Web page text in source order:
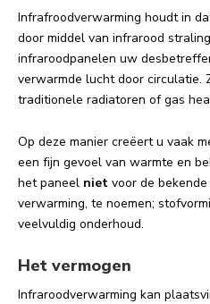
Infrafroodverwarming houdt in
door middel van infrarood
infraroodpanelen uw
verwarmde lucht door circulatie.
traditionele radiatoren of gas
Op deze manier creëert u vaak
een fijn gevoel van warmte en
het paneel niet voor de
verwarming, te noemen;
veelvuldig onderhoud.
Het vermogen
Infraroodverwarming kan